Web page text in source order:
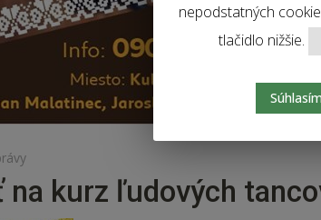
na kurz ľudových
nepodstatných
tlačidlo nižšie.
Súhlasím